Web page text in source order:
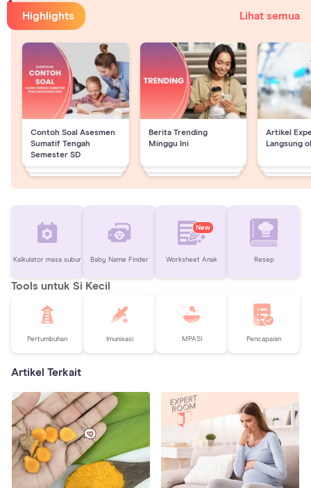
Highlights Lihat semua
Contoh Soal Asesmen
Sumatif Tengah
Semester SD
Berita Trending
Minggu Ini
Artikel
Langsung
Kalkulator masa subur Baby Name Finder
New
Worksheet Anak Resep
Tools untuk Si Kecil
Pertumbuhan Imunisasi MPASI Pencapaian
Artikel Terkait